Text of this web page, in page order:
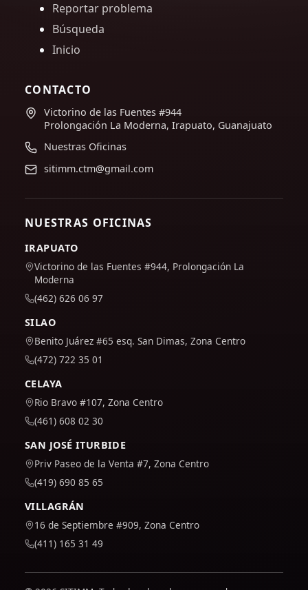
Reportar problema
Búsqueda
Inicio
CONTACTO
Victorino de las Fuentes #944
Prolongación La Moderna, Irapuato, Guanajuato
Nuestras Oficinas
sitimm.ctm@gmail.com
NUESTRAS OFICINAS
IRAPUATO
Victorino de las Fuentes #944, Prolongación La
Moderna
(462) 626 06 97
SILAO
Benito Juárez #65 esq. San Dimas, Zona Centro
(472) 722 35 01
CELAYA
Rio Bravo #107, Zona Centro
(461) 608 02 30
SAN JOSÉ ITURBIDE
Priv Paseo de la Venta #7, Zona Centro
(419) 690 85 65
VILLAGRÁN
16 de Septiembre #909, Zona Centro
(411) 165 31 49